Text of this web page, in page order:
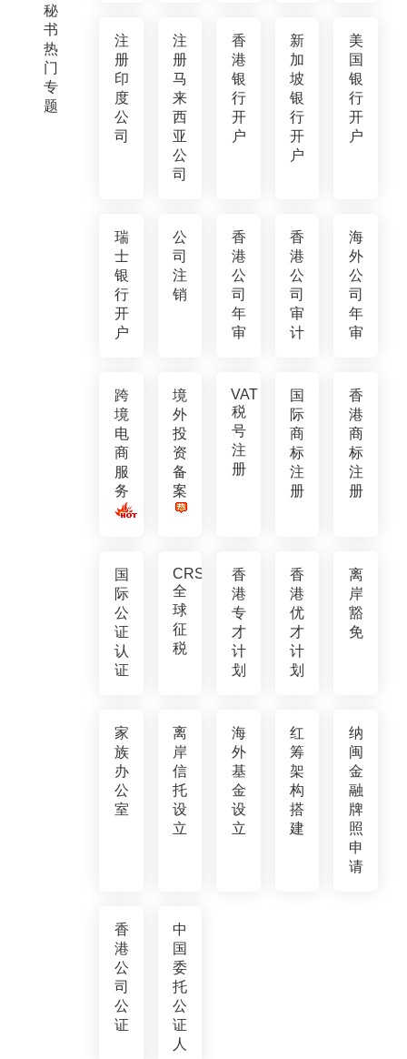
秘
书
热
门
专
题
注
册
印
度
公
司
注
册
马
来
西
亚
公
司
香
港
银
行
开
户
新
加
坡
银
行
开
户
美
国
银
行
开
户
瑞
士
银
行
开
户
公
司
注
销
香
港
公
司
年
审
香
港
公
司
审
计
海
外
公
司
年
审
跨
境
电
商
服
务
境
外
投
资
备
案
VAT
税
号
注
册
国
际
商
标
注
册
香
港
商
标
注
册
国
际
公
证
认
证
CRS
全
球
征
税
香
港
专
才
计
划
香
港
优
才
计
划
离
岸
豁
免
家
族
办
公
室
离
岸
信
托
设
立
海
外
基
金
设
立
红
筹
架
构
搭
建
纳
闽
金
融
牌
照
申
请
香
港
公
司
公
证
中
国
委
托
公
证
人